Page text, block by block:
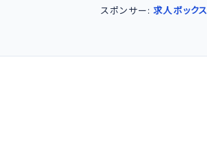
スポンサー:求人ボックス